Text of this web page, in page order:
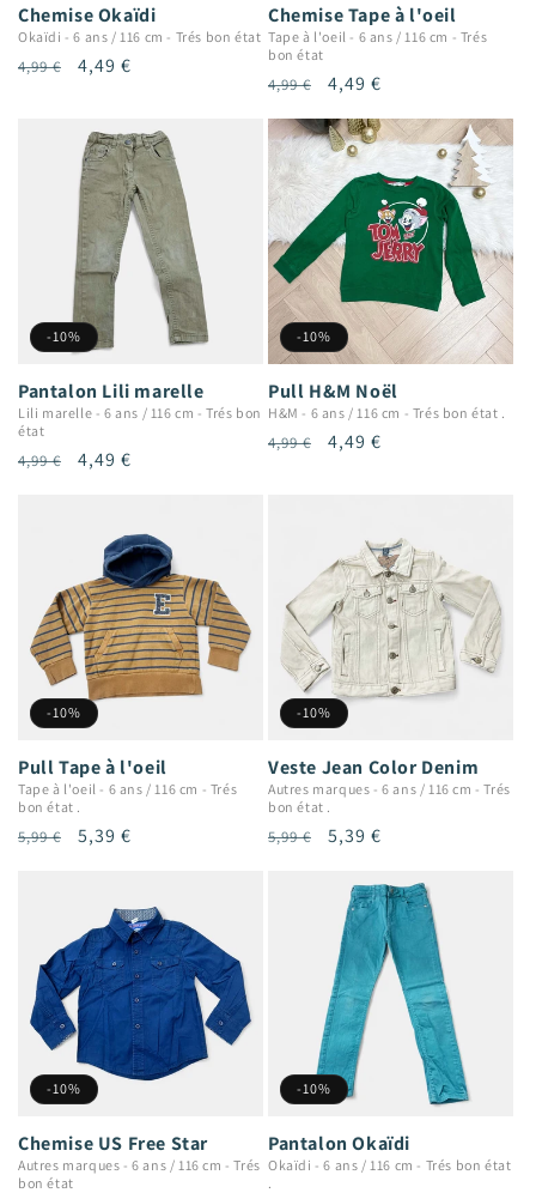
Chemise Okaïdi
Okaïdi -6 ans / 116 cm - Trés bon état
Prix
4,99 €
Prix
4,49 €
Chemise Tape à l'oeil
Tape à l'oeil - 6 ans / 116 cm - Trés
bon état
Prix
4,99 €
Prix
4,49 €
-10%
Pantalon Lili marelle
Lili marelle -6 ans / 116 cm -Trés bon
état
Prix
4,99 €
Prix
4,49 €
-10%
Pull H&M Noël
H&M - 6 ans / 116 cm - Trés bon état .
Prix
4,99 €
Prix
4,49 €
-10%
Pull Tape à l'oeil
Tape à l'oeil - 6 ans / 116 cm - Trés
bon état .
Prix
5,99 €
Prix
5,39 €
-10%
Veste Jean Color Denim
Autres marques -6 ans / 116 cm -Trés
bon état .
Prix
5,99 €
Prix
5,39 €
-10%
Chemise US Free Star
Autres marques -6 ans / 116 cm -Trés
bon état
-10%
Pantalon Okaïdi
Okaïdi -6 ans / 116 cm - Trés bon état